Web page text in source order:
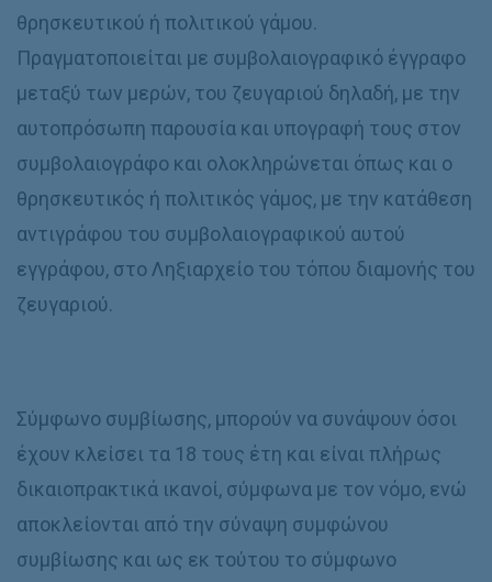
θρησκευτικού ή πολιτικού γάμου.
Πραγματοποιείται με συμβολαιογραφικό έγγραφο
μεταξύ των μερών, του ζευγαριού δηλαδή, με την
αυτοπρόσωπη παρουσία και υπογραφή τους στον
συμβολαιογράφο και ολοκληρώνεται όπως και ο
θρησκευτικός ή πολιτικός γάμος, με την κατάθεση
αντιγράφου του συμβολαιογραφικού αυτού
εγγράφου, στο Ληξιαρχείο του τόπου διαμονής του
ζευγαριού.
Σύμφωνο συμβίωσης, μπορούν να συνάψουν όσοι
έχουν κλείσει τα 18 τους έτη και είναι πλήρως
δικαιοπρακτικά ικανοί, σύμφωνα με τον νόμο, ενώ
αποκλείονται από την σύναψη συμφώνου
συμβίωσης και ως εκ τούτου το σύμφωνο